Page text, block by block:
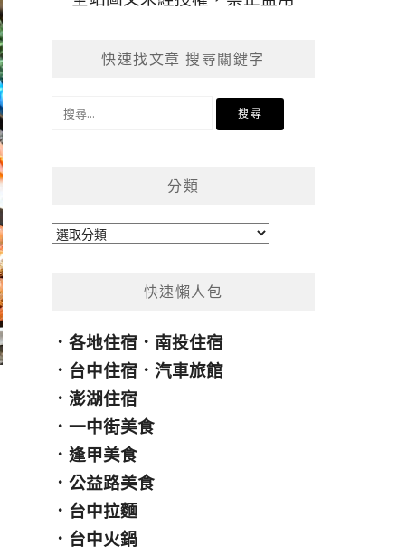
快速找文章 搜尋關鍵字
分類
分
快速懶人包
．各地住宿 ． 南投住宿
． 台中住宿 ．汽車旅館
．澎湖住宿
．一中街美食
．逢甲美食
．公益路美食
． 台中拉麵
． 台中火鍋